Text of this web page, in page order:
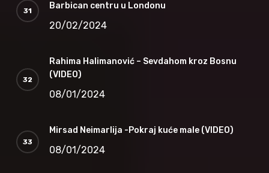
Barbican centru u Londonu
20/02/2024
Rahima Halimanović – Sevdahom kroz Bosnu
(VIDEO)
08/01/2024
Mirsad Neimarlija -Pokraj kuće male (VIDEO)
08/01/2024